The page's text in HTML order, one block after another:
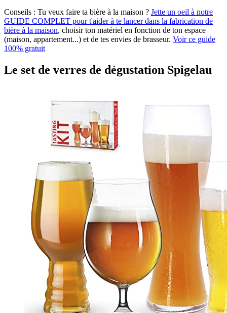
Conseils : Tu veux faire ta bière à la maison ? Jette un oeil à notre
GUIDE COMPLET pour t'aider à te lancer dans la fabrication de
bière à la maison, choisir ton matériel en fonction de ton espace
(maison, appartement...) et de tes envies de brasseur. Voir ce guide
100% gratuit
Le set de verres de dégustation Spigelau